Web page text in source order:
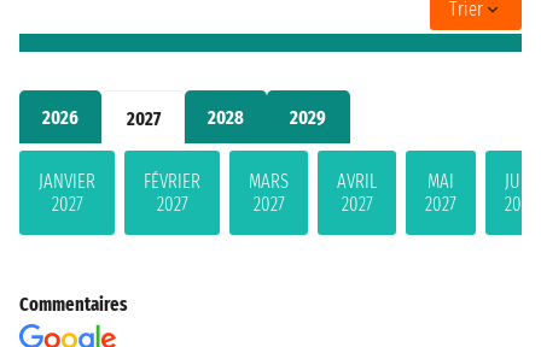
2026 2027 2028 2029
JANVIER
2027
FÉVRIER
2027
MARS
2027
AVRIL
2027
MAI
2027
JUIN
2027
Trier
Commentaires